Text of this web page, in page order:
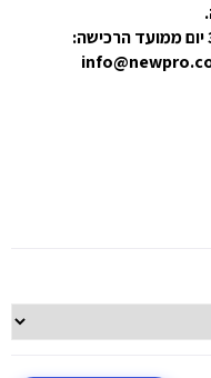
*** יש לשלוח את חשבונית הקניה תוך 30 יום ממועד הרכישה: